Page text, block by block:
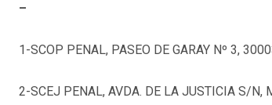
–
1-SCOP PENAL, PASEO DE GARAY Nº 3,
2-SCEJ PENAL, AVDA. DE LA JUSTICIA S/N,